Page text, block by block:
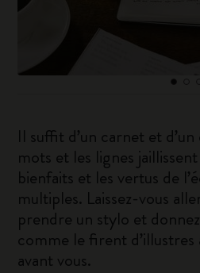
Il suffit d’un carnet et
mots et les lignes
bienfaits et les vertus de
multiples. Laissez-vous
prendre un stylo et
comme le firent
avant vous.